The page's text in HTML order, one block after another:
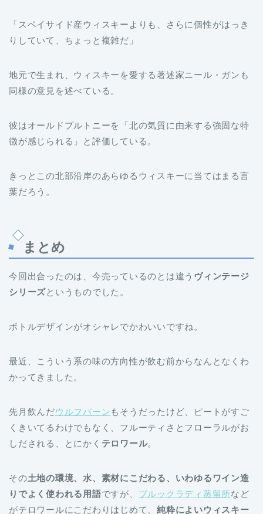
「スペイサイド産ウィスキーよりも、さらに個性がはっき
りしていて、ちょっと複雑だ」
地元で生まれ、ウィスキーを愛する著述家ニール・ガンも
同様の意見を述べている。
彼はオールドプルトニーを「北の気質に由来する強固な特
徴が感じられる」と評価している。
きっとこの北部沿岸のあらゆるウィスキーに当てはまる言
葉だろう。
まとめ
今回出合ったのは、今売っているのとは違う ヴィンテージ
シリーズというものでした。
ボトルデザインがオシャレでかわいいですね。
最近、こういう系の味の方向性が飲む前からなんとなくわ
かってきました。
先月飲んだウルフバーン もそうだったけど、ピートがすご
くきいてるわけでもなく、フルーティさとフローラルがお
しだされる、とにかく テロワール。
その土地の環境、水、素材にこだわる、いわゆるワイン造
りでよく使われる用語ですが、 ブルックラディ蒸留所など
がテロワールにこだわりはじめて、純粋によいウィスキー